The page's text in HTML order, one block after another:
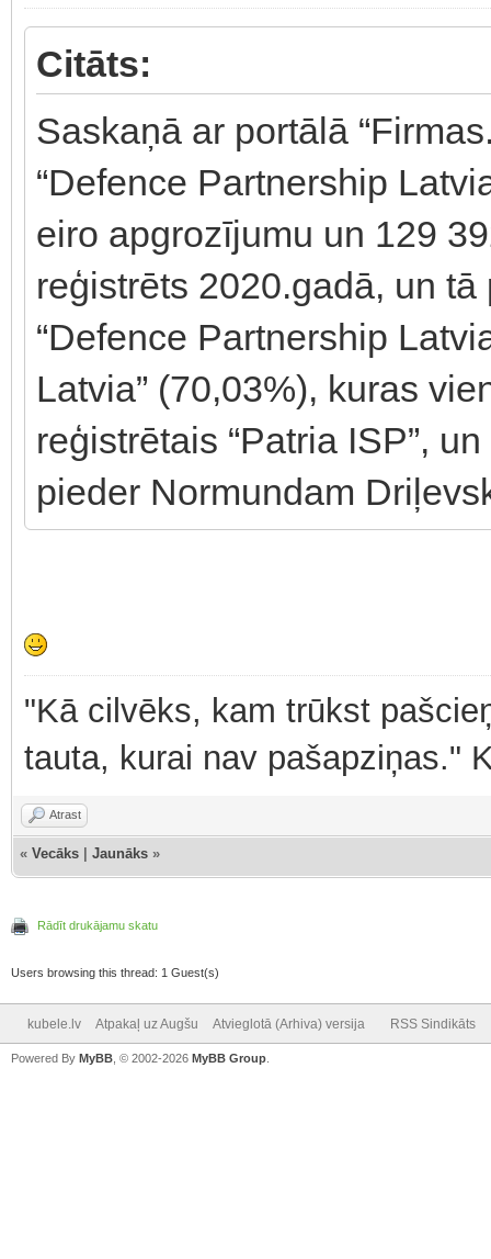
Citāts:
Saskaņā ar portālā
“Defence Partnership
eiro apgrozījumu un 129
reģistrēts 2020.gadā, un
“Defence Partnership
Latvia” (70,03%), kuras
reģistrētais “Patria ISP”,
pieder Normundam
"Kā cilvēks, kam trūkst
tauta, kurai nav pašapziņas."
Atrast
« Vecāks Jaunāks »
Rādīt drukājamu skatu
Users browsing this thread: 1 Guest(s)
kubele.lv Atpakaļ uz Augšu Atvieglotā (Arhiva) versija RSS Sindikāts
Powered By MyBB , © 2002-2026 MyBB Group